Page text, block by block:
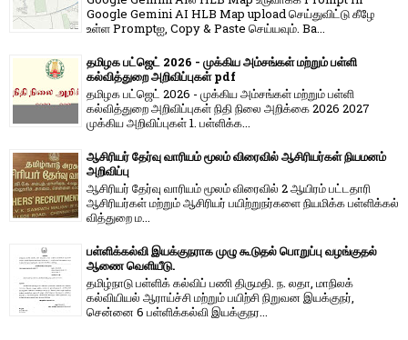
Google Gemini AI HLB Map upload செய்துவிட்டு கீழே
உள்ள Promptஐ, Copy & Paste செய்யவும். Ba...
தமிழக பட்ஜெட் 2026 - முக்கிய அம்சங்கள் மற்றும் பள்ளி
கல்வித்துறை அறிவிப்புகள் pdf
தமிழக பட்ஜெட் 2026 - முக்கிய அம்சங்கள் மற்றும் பள்ளி
கல்வித்துறை அறிவிப்புகள் நிதி நிலை அறிக்கை 2026 2027
முக்கிய அறிவிப்புகள் 1. பள்ளிக்க...
ஆசிரியர் தேர்வு வாரியம் மூலம் விரைவில் ஆசிரியர்கள் நியமனம்
அறிவிப்பு
ஆசிரியர் தேர்வு வாரி​யம் மூலம் விரை​வில் 2 ஆயிரம் பட்​ட​தாரி
ஆசிரியர்​கள் மற்​றும் ஆசிரியர் பயிற்றுநர்​களை நியமிக்க பள்​ளிக்​கல்​
வித்​துறை ம...
பள்ளிக்கல்வி இயக்குநராக முழு கூடுதல் பொறுப்பு வழங்குதல்
ஆணை வெளியீடு.
தமிழ்நாடு பள்ளிக் கல்விப் பணி திருமதி. ந. லதா, மாநிலக்
கல்வியியல் ஆராய்ச்சி மற்றும் பயிற்சி நிறுவன இயக்குநர்,
சென்னை 6 பள்ளிக்கல்வி இயக்குநர...